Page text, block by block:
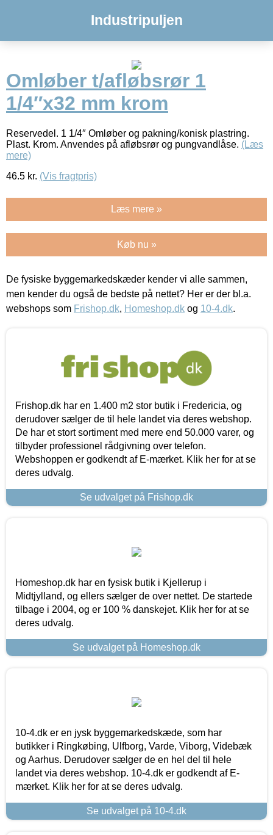
Industripuljen
Omløber t/afløbsrør 1
1/4″x32 mm krom
Reservedel. 1 1/4″ Omløber og pakning/konisk plastring.
Plast. Krom. Anvendes på afløbsrør og pungvandlåse. (Læs
mere)
46.5 kr. (Vis fragtpris)
Læs mere »
Køb nu »
De fysiske byggemarkedskæder kender vi alle sammen,
men kender du også de bedste på nettet? Her er der bl.a.
webshops som Frishop.dk, Homeshop.dk og 10-4.dk.
Frishop.dk har en 1.400 m2 stor butik i Fredericia, og
derudover sælger de til hele landet via deres webshop.
De har et stort sortiment med mere end 50.000 varer, og
tilbyder professionel rådgivning over telefon.
Webshoppen er godkendt af E-mærket. Klik her for at se
deres udvalg.
Se udvalget på Frishop.dk
Homeshop.dk har en fysisk butik i Kjellerup i
Midtjylland, og ellers sælger de over nettet. De startede
tilbage i 2004, og er 100 % danskejet. Klik her for at se
deres udvalg.
Se udvalget på Homeshop.dk
10-4.dk er en jysk byggemarkedskæde, som har
butikker i Ringkøbing, Ulfborg, Varde, Viborg, Videbæk
og Aarhus. Derudover sælger de en hel del til hele
landet via deres webshop. 10-4.dk er godkendt af E-
mærket. Klik her for at se deres udvalg.
Se udvalget på 10-4.dk